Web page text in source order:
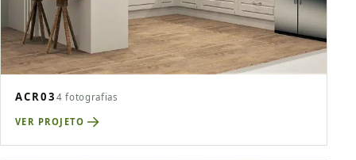
ACR03 4 fotografias
VER PROJETO